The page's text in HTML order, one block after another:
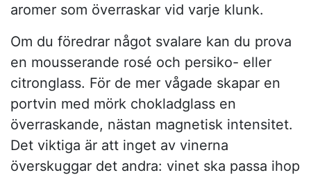
aromer som överraskar vid varje klunk.
Om du föredrar något svalare kan du prova
en mousserande rosé och persiko- eller
citronglass. För de mer vågade skapar en
portvin med mörk chokladglass en
överraskande, nästan magnetisk intensitet.
Det viktiga är att inget av vinerna
överskuggar det andra: vinet ska passa ihop